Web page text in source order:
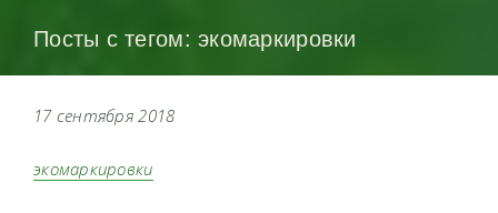
Посты с тегом: экомаркировки
17 сентября 2018
экомаркировки